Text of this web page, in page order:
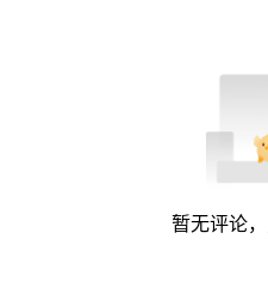
暂无评论，